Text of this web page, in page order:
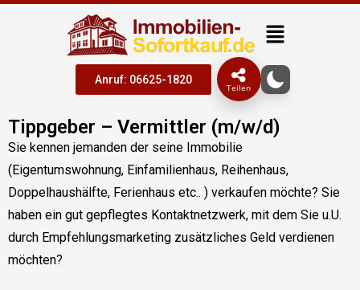
Anruf: 06625-1820
Teilen
Tippgeber – Vermittler (m/w/d)
Sie kennen jemanden der seine Immobilie
(Eigentumswohnung, Einfamilienhaus, Reihenhaus,
Doppelhaushälfte, Ferienhaus etc.. ) verkaufen möchte? Sie
haben ein gut gepflegtes Kontaktnetzwerk, mit dem Sie u.U.
durch Empfehlungsmarketing zusätzliches Geld verdienen
möchten?